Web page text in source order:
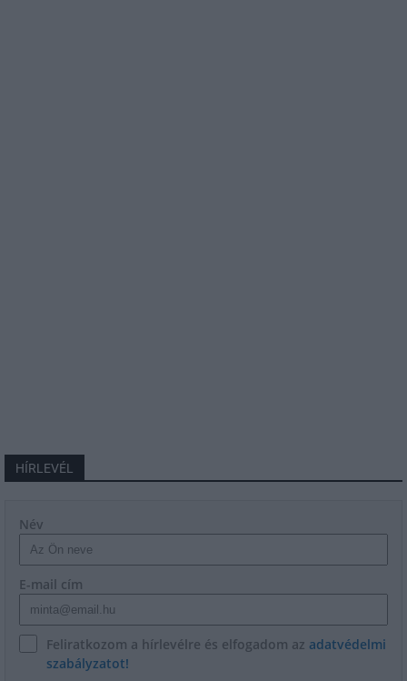
HÍRLEVÉL
Név
E-mail cím
Feliratkozom a hírlevélre és elfogadom az adatvédelmi
szabályzatot!